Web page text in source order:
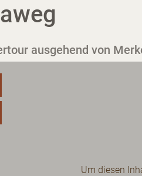
ausgehend von
Um diesen